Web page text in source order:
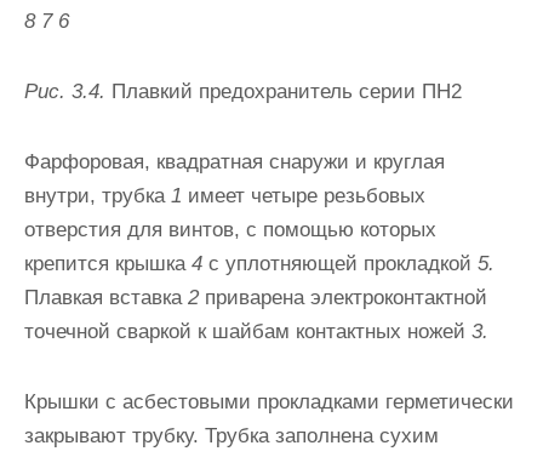
8 7 6
Рис. 3.4. Плавкий предохранитель серии ПН2
Фарфоровая, квадратная снаружи и круглая
внутри, трубка 1 имеет четыре резьбовых
отверстия для винтов, с помощью которых
крепится крышка 4 с уплотняющей прокладкой 5.
Плавкая вставка 2 приварена электроконтактной
точечной сваркой к шайбам контакт­ных ножей 3.
Крышки с асбестовыми прокладками герметически
за­крывают трубку. Трубка заполнена сухим